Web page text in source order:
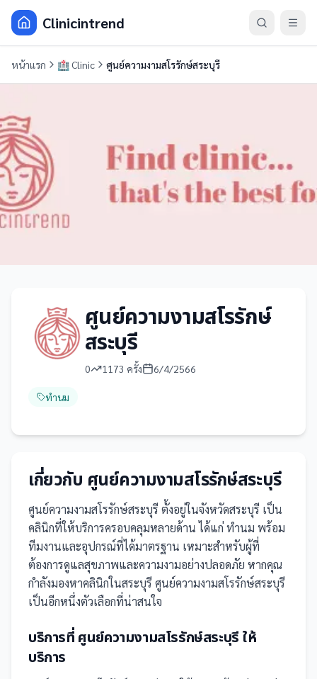
Clinicintrend
หน้าแรก 🏥Clinic ศูนย์ความงามสโรรักษ์สระบุรี
ศูนย์ความงามสโรรักษ์
สระบุรี
0 1173 ครั้ง 6/4/2566
ทำนม
เกี่ยวกับ ศูนย์ความงามสโรรักษ์สระบุรี
ศูนย์ความงามสโรรักษ์สระบุรี ตั้งอยู่ในจังหวัดสระบุรี เป็น
คลินิกที่ให้บริการครอบคลุมหลายด้าน ได้แก่ ทำนม พร้อม
ทีมงานและอุปกรณ์ที่ได้มาตรฐาน เหมาะสำหรับผู้ที่
ต้องการดูแลสุขภาพและความงามอย่างปลอดภัย หากคุณ
กำลังมองหาคลินิกในสระบุรี ศูนย์ความงามสโรรักษ์สระบุรี
เป็นอีกหนึ่งตัวเลือกที่น่าสนใจ
บริการที่ ศูนย์ความงามสโรรักษ์สระบุรี ให้
บริการ